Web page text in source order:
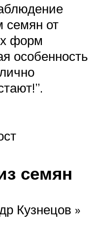
семян от
форм
особенность
семян
Кузнецов »